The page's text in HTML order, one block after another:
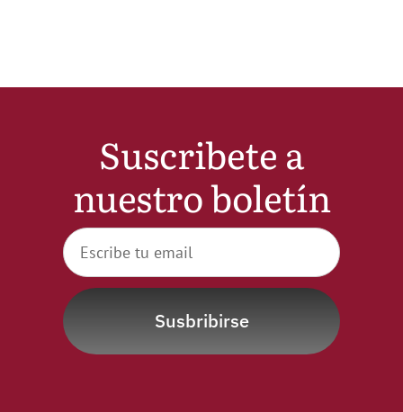
Hazte Socio
Contactar
WooCommerce My Account
WooCommerce Cart
Suscribete a
nuestro boletín
Susbribirse